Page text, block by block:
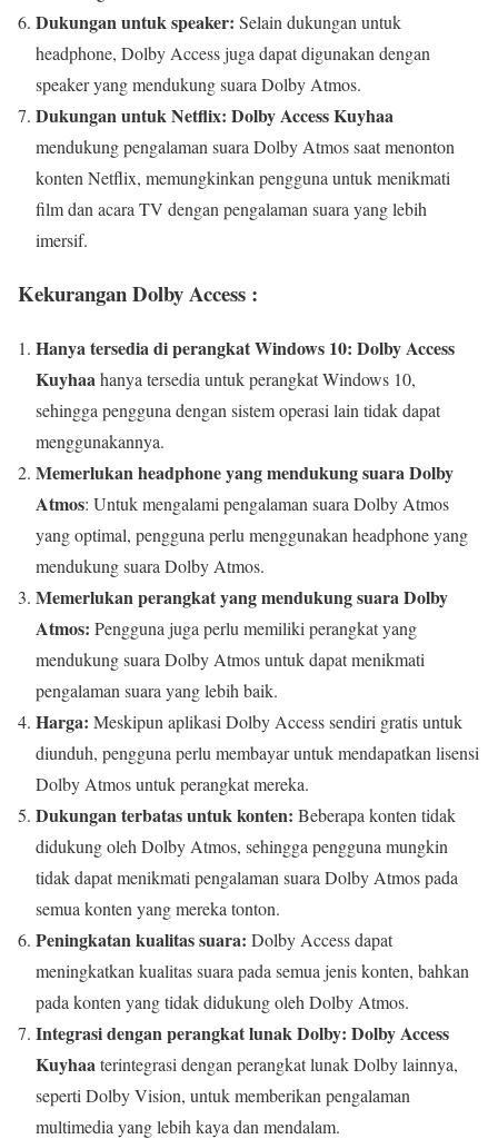
Dukungan untuk speaker: Selain dukungan untuk
headphone, Dolby Access juga dapat digunakan dengan
speaker yang mendukung suara Dolby Atmos.
Dukungan untuk Netflix: Dolby Access Kuyhaa
mendukung pengalaman suara Dolby Atmos saat menonton
konten Netflix, memungkinkan pengguna untuk menikmati
film dan acara TV dengan pengalaman suara yang lebih
imersif.
Kekurangan Dolby Access :
Hanya tersedia di perangkat Windows 10: Dolby Access
Kuyhaahanya tersedia untuk perangkat Windows 10,
sehingga pengguna dengan sistem operasi lain tidak dapat
menggunakannya.
Memerlukan headphone yang mendukung suara Dolby
Atmos: Untuk mengalami pengalaman suara Dolby Atmos
yang optimal, pengguna perlu menggunakan headphone yang
mendukung suara Dolby Atmos.
Memerlukan perangkat yang mendukung suara Dolby
Atmos: Pengguna juga perlu memiliki perangkat yang
mendukung suara Dolby Atmos untuk dapat menikmati
pengalaman suara yang lebih baik.
Harga: Meskipun aplikasi Dolby Access sendiri gratis untuk
diunduh, pengguna perlu membayar untuk mendapatkan lisensi
Dolby Atmos untuk perangkat mereka.
Dukungan terbatas untuk konten: Beberapa konten tidak
didukung oleh Dolby Atmos, sehingga pengguna mungkin
tidak dapat menikmati pengalaman suara Dolby Atmos pada
semua konten yang mereka tonton.
Peningkatan kualitas suara: Dolby Access dapat
meningkatkan kualitas suara pada semua jenis konten, bahkan
pada konten yang tidak didukung oleh Dolby Atmos.
Integrasi dengan perangkat lunak Dolby: Dolby Access
Kuyhaaterintegrasi dengan perangkat lunak Dolby lainnya,
seperti Dolby Vision, untuk memberikan pengalaman
multimedia yang lebih kaya dan mendalam.